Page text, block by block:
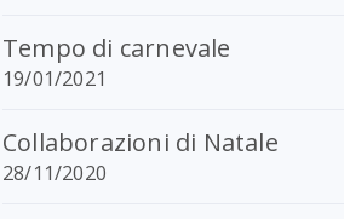
Tempo di carnevale
19/01/2021
Collaborazioni di Natale
28/11/2020